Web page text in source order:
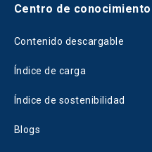
Centro de conocimiento
Contenido descargable
Índice de carga
Índice de sostenibilidad
Blogs